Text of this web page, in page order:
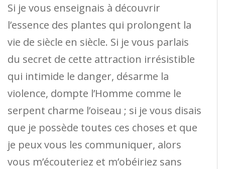
Si je vous enseignais à découvrir
l’essence des plantes qui prolongent la
vie de siècle en siècle. Si je vous parlais
du secret de cette attraction irrésistible
qui intimide le danger, désarme la
violence, dompte l’Homme comme le
serpent charme l’oiseau ; si je vous disais
que je possède toutes ces choses et que
je peux vous les communiquer, alors
vous m’écouteriez et m’obéiriez sans